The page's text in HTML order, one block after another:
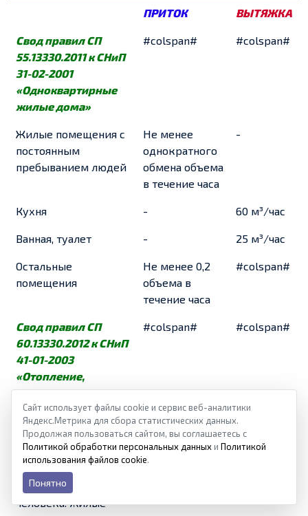
ПРИТОК ВЫТЯЖКА
Свод правил СП
55.13330.2011 к СНиП
31-02-2001
«Одноквартирные
жилые дома»
#colspan# #colspan#
Жилые помещения с
постоянным
пребыванием людей
Не менее
однократного
обмена объема
в течение часа
-
Кухня - 60 м³/час
Ванная, туалет - 25 м³/час
Остальные
помещения
Не менее 0,2
объема в
течение часа
#colspan#
Свод правил СП
60.13330.2012 к СНиП
41-01-2003
«Отопление,
вентиляция и
кондиционирование
воздуха»
#colspan# #colspan#
Минимальный
расход наружного
воздуха на одного
человека: жилые
#colspan# #colspan#
Сайт использует файлы cookie и сервис веб-аналитики
Яндекс.Метрика для сбора статистических данных.
Продолжая пользоваться сайтом, вы соглашаетесь с
Политикой обработки персональных данных и Политикой
использования файлов cookie.
Понятно